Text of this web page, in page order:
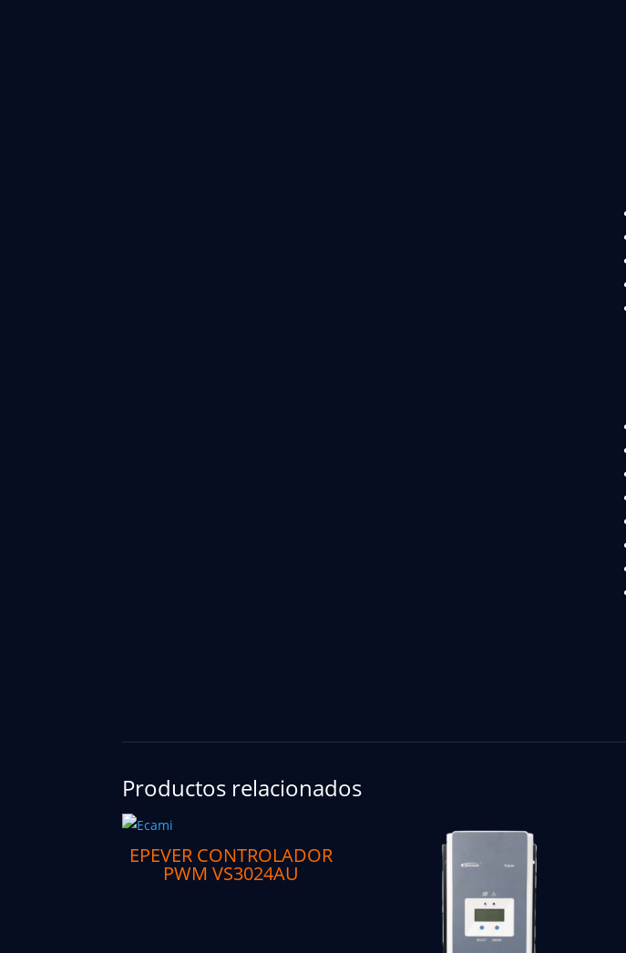
Productos relacionados
EPEVER CONTROLADOR
PWM VS3024AU